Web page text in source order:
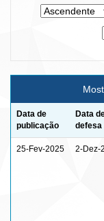
Data de
publicação
Data
defesa
25-Fev-2025 2-Dez-